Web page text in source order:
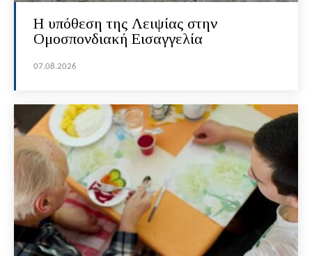
Η υπόθεση της Λειψίας στην
Ομοσπονδιακή Εισαγγελία
07.08.2026